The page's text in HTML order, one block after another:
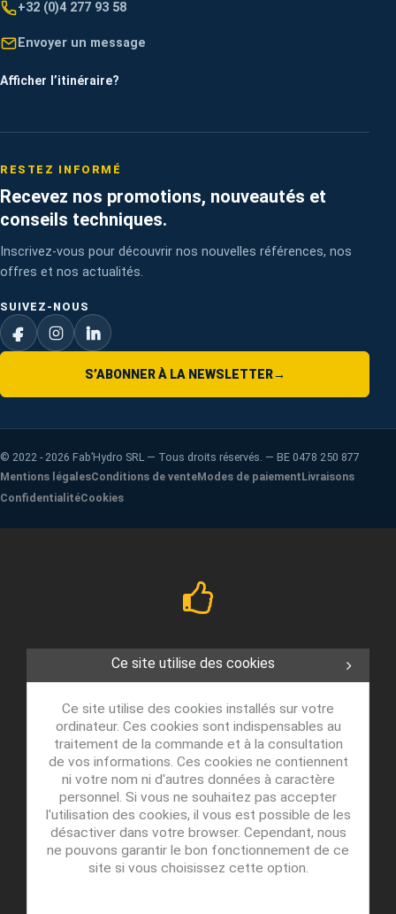
+32 (0)4 277 93 58
Envoyer un message
Afficher l’itinéraire?
RESTEZ INFORMÉ
Recevez nos promotions, nouveautés et
conseils techniques.
Inscrivez-vous pour découvrir nos nouvelles références, nos
offres et nos actualités.
SUIVEZ-NOUS
S’ABONNER À LA NEWSLETTER→
© 2022 - 2026 Fab’Hydro SRL — Tous droits réservés. — BE 0478 250 877
Mentions légalesConditions de venteModes de paiementLivraisons
ConfidentialitéCookies
Ce site utilise des cookies
Ce site utilise des cookies installés sur votre
ordinateur. Ces cookies sont indispensables au
traitement de la commande et à la consultation
de vos informations. Ces cookies ne contiennent
ni votre nom ni d'autres données à caractère
personnel. Si vous ne souhaitez pas accepter
l'utilisation des cookies, il vous est possible de les
désactiver dans votre browser. Cependant, nous
ne pouvons garantir le bon fonctionnement de ce
site si vous choisissez cette option.